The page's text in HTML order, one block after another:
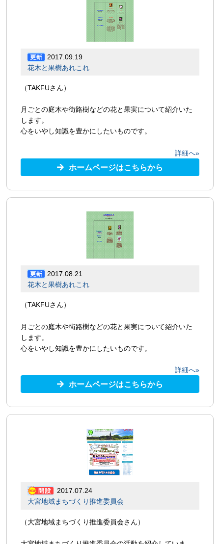
2017.09.19
花木と果樹あれこれ
（TAKFUさん）
月ごとの庭木や街路樹などの花と果実について紹介いた
します。
心をいやし知識を豊かにしたいものです。
詳細へ»
ホームページはこちらから
2017.08.21
花木と果樹あれこれ
（TAKFUさん）
月ごとの庭木や街路樹などの花と果実について紹介いた
します。
心をいやし知識を豊かにしたいものです。
詳細へ»
ホームページはこちらから
2017.07.24
大宮地域まちづくり推進委員会
（大宮地域まちづくり推進委員会さん）